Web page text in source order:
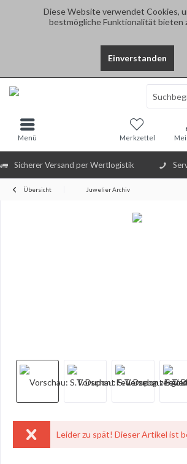
Diese Website verwendet Cookies,
bestmögliche Funktionalität bieten
Einverstanden
Sicherer Versand per Wertlogistik
Merkzettel
Menü
Übersicht Juwelier Archiv
Leider zu spät! Dieser Artikel ist